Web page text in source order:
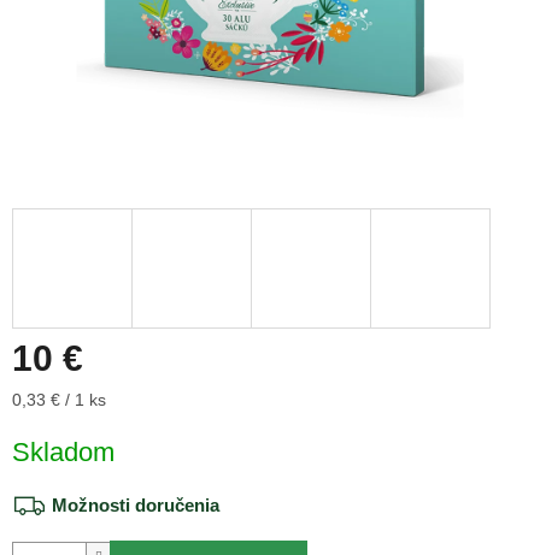
10 €
Jednotková
0,33 € / 1 ks
Skladom
Možnosti doručenia